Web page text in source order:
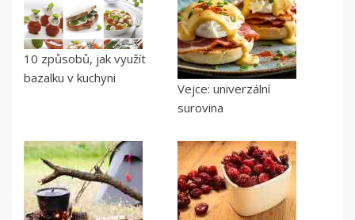
10 způsobů, jak využít
bazalku v kuchyni
Vejce: univerzální
surovina